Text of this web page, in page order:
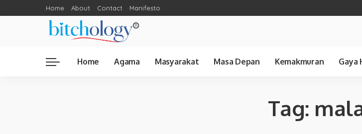
Home About Contact Manifesto
Home Agama Masyarakat Masa Depan Kemakmuran Gaya
Tag: